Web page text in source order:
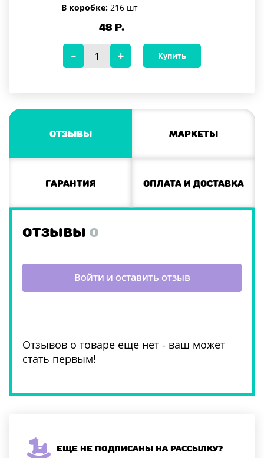
В коробке: 216 шт
48Р.
Купить
Отзывы Маркеты
Гарантия Оплата и доставка
ОТЗЫВЫ 0
Отзывов о товаре еще нет - ваш может
стать первым!
Войти и оставить отзыв
Еще не подписаны на рассылку?